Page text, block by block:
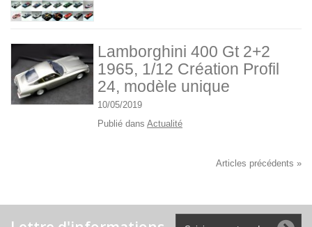
Lamborghini 400 Gt 2+2
1965, 1/12 Création Profil
24, modèle unique
10/05/2019
Publié dans Actualité
Articles précédents »